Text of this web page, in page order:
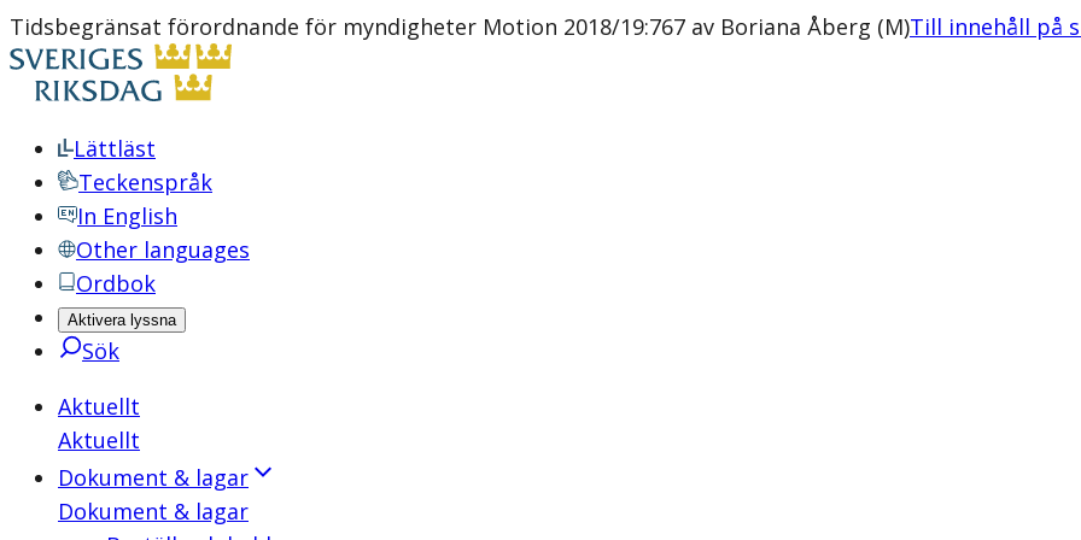
Tidsbegränsat förordnande för myndigheter Motion 2018/19:767 av Boriana Åberg (M)Till innehåll på
Lättläst
Teckenspråk
In English
Other languages
Ordbok
Aktivera lyssna
Sök
Aktuellt
Aktuellt
Dokument & lagar
Dokument & lagar